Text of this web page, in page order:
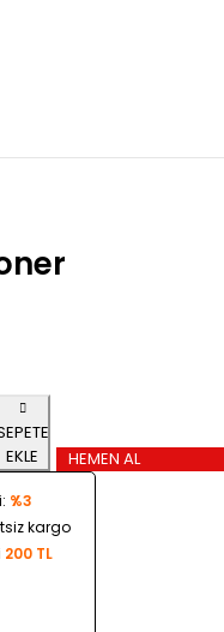
EKLE
HEMEN AL
%3
kargo
200 TL